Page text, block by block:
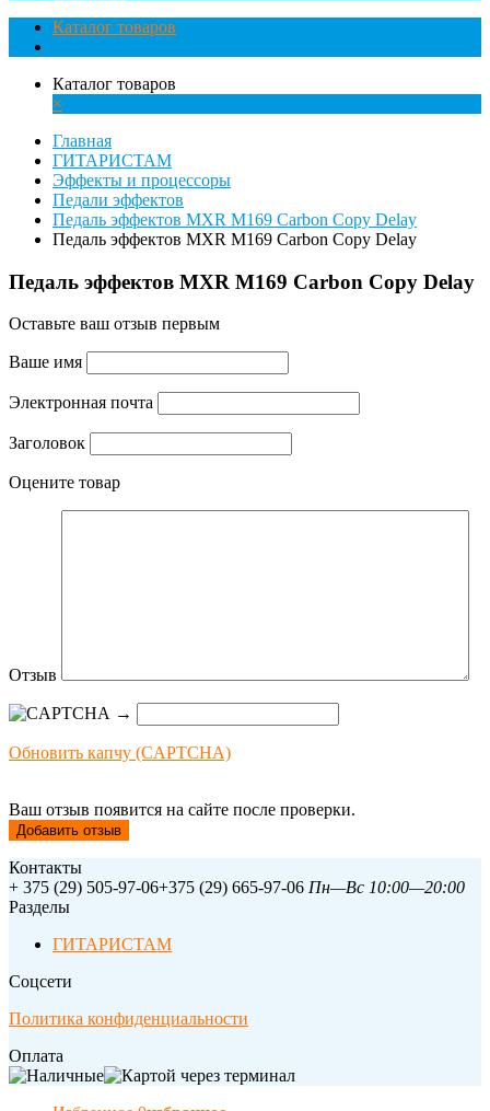
Каталог товаров
Каталог товаров
×
Главная
ГИТАРИСТАМ
Эффекты и процессоры
Педали эффектов
Педаль эффектов MXR M169 Carbon Copy Delay
Педаль эффектов MXR M169 Carbon Copy Delay
Педаль эффектов MXR M169 Carbon Copy Delay
Оставьте ваш отзыв первым
Ваше имя
Электронная почта
Заголовок
Оцените товар
Отзыв
→
Обновить капчу (CAPTCHA)
Ваш отзыв появится на сайте после проверки.
Контакты
+ 375 (29) 505-97-06+375 (29) 665-97-06 Пн—Вс 10:00—20:00
Разделы
ГИТАРИСТАМ
Соцсети
Политика конфиденциальности
Оплата